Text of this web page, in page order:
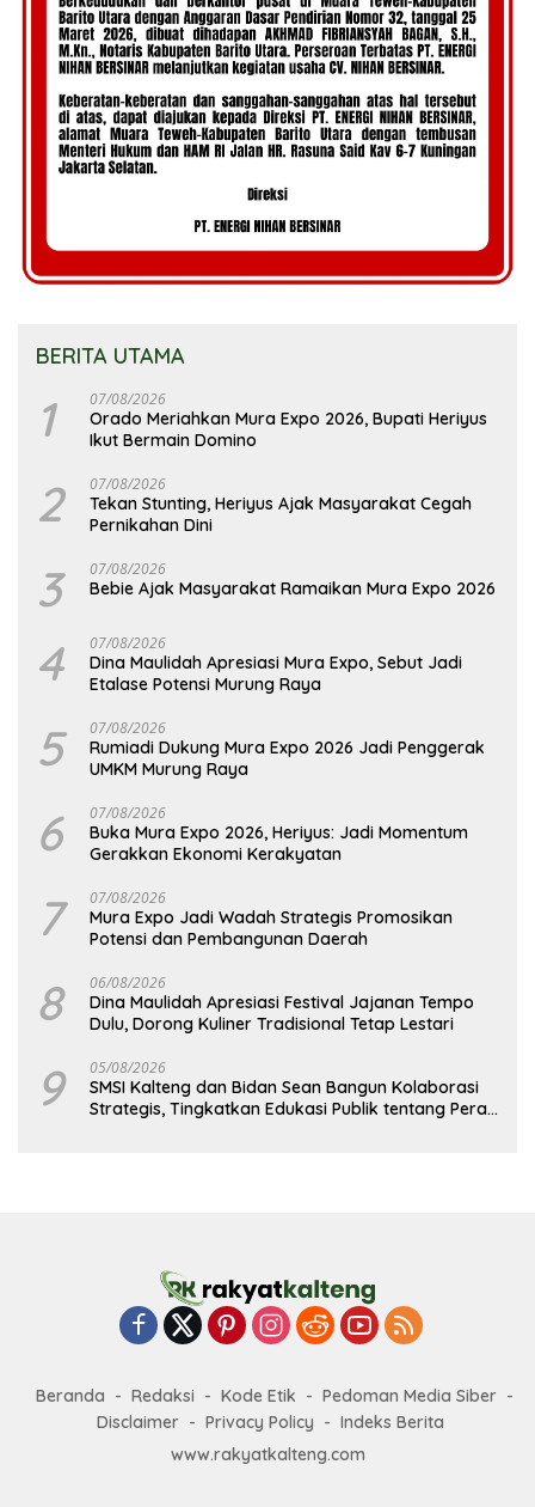
BERITA UTAMA
1 07/08/2026
Orado Meriahkan Mura Expo 2026, Bupati Heriyus
Ikut Bermain Domino
2 07/08/2026
Tekan Stunting, Heriyus Ajak Masyarakat Cegah
Pernikahan Dini
3 07/08/2026
Bebie Ajak Masyarakat Ramaikan Mura Expo 2026
4 07/08/2026
Dina Maulidah Apresiasi Mura Expo, Sebut Jadi
Etalase Potensi Murung Raya
5 07/08/2026
Rumiadi Dukung Mura Expo 2026 Jadi Penggerak
UMKM Murung Raya
6 07/08/2026
Buka Mura Expo 2026, Heriyus: Jadi Momentum
Gerakkan Ekonomi Kerakyatan
7 07/08/2026
Mura Expo Jadi Wadah Strategis Promosikan
Potensi dan Pembangunan Daerah
8 06/08/2026
Dina Maulidah Apresiasi Festival Jajanan Tempo
Dulu, Dorong Kuliner Tradisional Tetap Lestari
9 05/08/2026
SMSI Kalteng dan Bidan Sean Bangun Kolaborasi
Strategis, Tingkatkan Edukasi Publik tentang Peran
Beranda Redaksi Kode Etik
Pedoman Media Siber
Disclaimer
Privacy Policy
Indeks Berita
www.rakyatkalteng.com